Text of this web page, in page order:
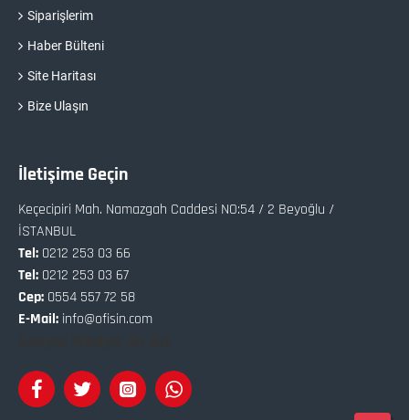
Siparişlerim
Haber Bülteni
Site Haritası
Bize Ulaşın
İletişime Geçin
Keçecipiri Mah. Namazgah Caddesi NO:54 / 2 Beyoğlu /
İSTANBUL
Tel: 0212 253 03 66
Tel: 0212 253 03 67
Cep: 0554 557 72 58
E-Mail: info@ofisin.com